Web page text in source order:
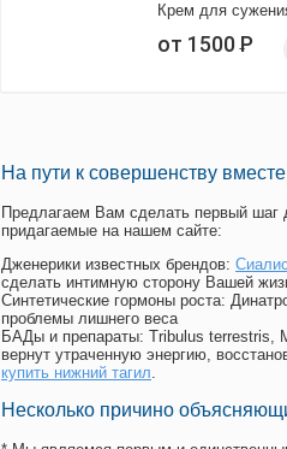
Крем для
от 1500Р
На пути к совершенству
Предлагаем Вам сделать первый шаг
придагаемые на нашем сайте:
Дженерики известных брендов:
сделать интимную сторону Вашей
Синтетические гормоны роста:
проблемы лишнего веса
БАДы и препараты: Tribulus terrestris,
вернут утраченную энергию,
купить нижний тагил.
Несколько причино